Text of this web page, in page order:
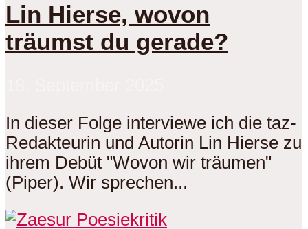
Lin Hierse, wovon
träumst du gerade?
In dieser Folge interviewe ich die taz-
Redakteurin und Autorin Lin Hierse zu
ihrem Debüt "Wovon wir träumen"
(Piper). Wir sprechen...